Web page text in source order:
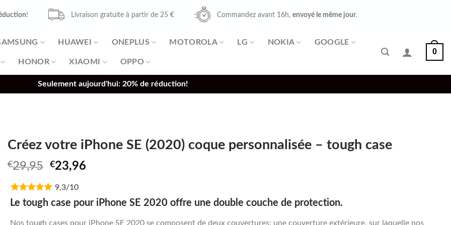
! Livraison gratuite à partir de 25 € Commandez avant 16h, envoyé le même jour.
HUAWEI ONEPLUS MOTOROLA LG NOKIA GOOGLE
HONOR XIAOMI OPPO
0
Seulement aujourd'hui: 20% de réduction!
Créez votre iPhone SE (2020) coque personnalisée – tough case
€29,95 Original
was:
€29,95.
€23,96
€23,96.
9,3/10
Le tough case pour iPhone SE 2020 offre une double couche de protection.
Nos tough cases pour iPhone SE 2020 se composent de deux couvertures: une couverture extérieure, sur laquelle nos